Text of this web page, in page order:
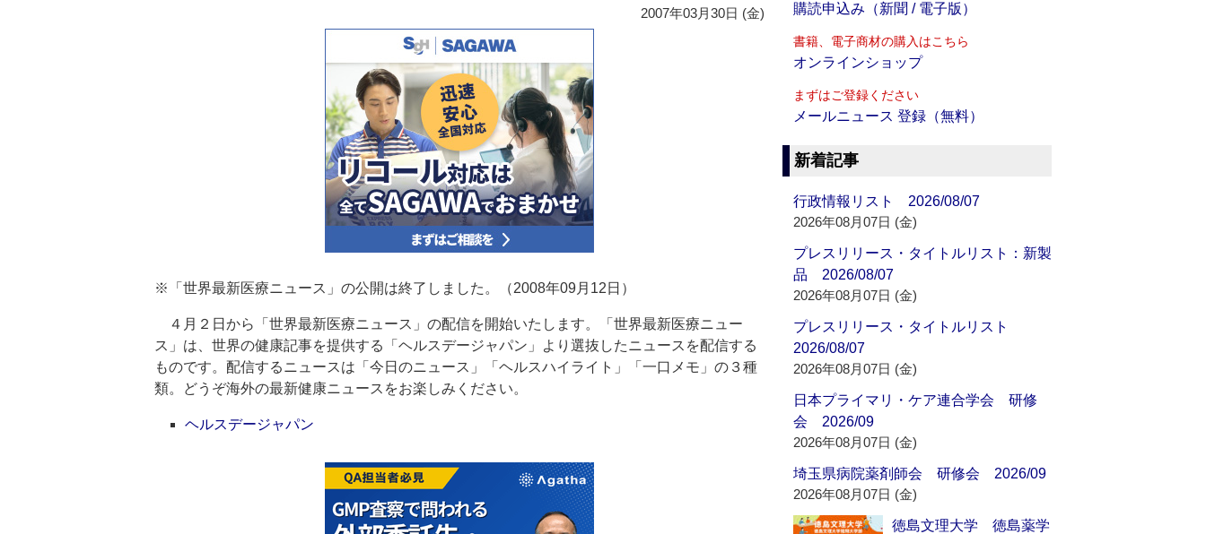
2007年03月30日 (金)
※「世界最新医療ニュース」の公開は終了しました。（2008年09月12日）
４月２日から「世界最新医療ニュース」の配信を開始いたします。「世界最新医療ニュー
ス」は、世界の健康記事を提供する「ヘルスデージャパン」より選抜したニュースを配信する
ものです。配信するニュースは「今日のニュース」「ヘルスハイライト」「一口メモ」の３種
類。どうぞ海外の最新健康ニュースをお楽しみください。
ヘルスデージャパン
購読申込み（新聞 / 電子版）
書籍、電子商材の購入はこちら
オンラインショップ
まずはご登録ください
メールニュース 登録（無料）
新着記事
行政情報リスト 2026/08/07
2026年08月07日 (金)
プレスリリース・タイトルリスト：新製
品 2026/08/07
2026年08月07日 (金)
プレスリリース・タイトルリスト
2026/08/07
2026年08月07日 (金)
日本プライマリ・ケア連合学会 研修
会 2026/09
2026年08月07日 (金)
埼玉県病院薬剤師会 研修会 2026/09
2026年08月07日 (金)
徳島文理大学 徳島薬学